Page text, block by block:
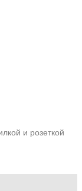
и розеткой